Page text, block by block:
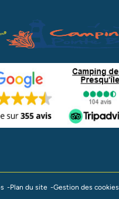
Plan du site Gestion des cookies